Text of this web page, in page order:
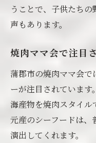
うことで、子供たち
声もあります。
焼肉ママ会で注目
蒲郡市の焼肉ママ会で
ーが注目されています
海産物を焼肉スタイ
元産のシーフードは、
演出してくれます。